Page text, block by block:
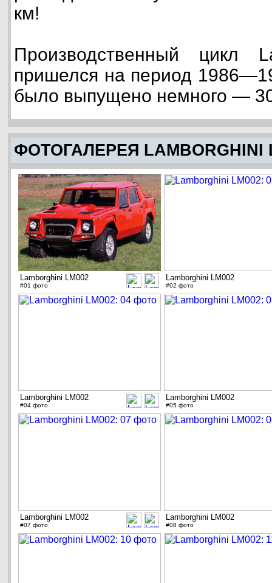
км!
Производственный цикл
пришелся на период
было выпущено немного —
ФОТОГАЛЕРЕЯ LAMBORGHINI
Lamborghini LM002
#01 фото
Lamborghini LM002
#02 фото
Lamborghini LM002
#04 фото
Lamborghini LM002
#05 фото
Lamborghini LM002
#07 фото
Lamborghini LM002
#08 фото